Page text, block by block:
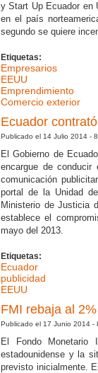
y Start Up Ecuador en
en el país
segundo se quiere
Etiquetas:
Empresarios
EEUU
Emprendimiento
Comercio exterior
Ecuador
Publicado el 14 Julio 2014 -
El Gobierno de
encargue de conducir
comunicación
portal de la Unidad
Ministerio de Justicia
establece el
mayo del 2013.
Etiquetas:
Ecuador
publicidad
EEUU
FMI rebaja al
Publicado el 17 Junio 2014 -
El Fondo Monetario
estadounidense y la
previsto inicialmente.